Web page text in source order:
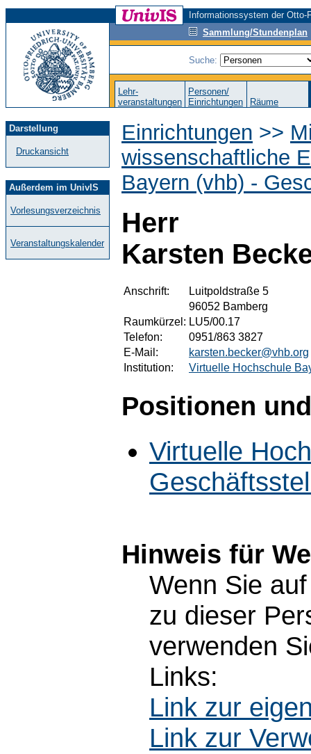
Informationssystem der
Sammlung/Stundenplan
Suche:
Lehr-
veranstaltungen
Personen/
Einrichtungen
Räume
Darstellung
Druckansicht
Außerdem im UnivIS
Vorlesungsverzeichnis
Veranstaltungskalender
Einrichtungen >>
wissenschaftliche
Bayern (vhb) -
Herr
Karsten
Anschrift:
Luitpoldstraße 5
96052 Bamberg
Raumkürzel: LU5/00.17
Telefon:
0951/863 3827
E-Mail:
karsten.becker@vhb.org
Institution:
Virtuelle Hochschule
Positionen
Virtuelle
Hinweis für
Wenn Sie
zu dieser
verwenden
Links:
Link zur
Link zur